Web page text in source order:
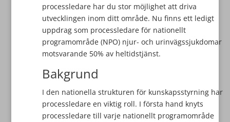
processledare har du stor möjlighet att driva
utvecklingen inom ditt område. Nu finns ett ledigt
uppdrag som processledare för nationellt
programområde (NPO) njur- och urinvägssjukdomar
motsvarande 50% av heltidstjänst.
Bakgrund
I den nationella strukturen för kunskapsstyrning har
processledare en viktig roll. I första hand knyts
processledare till varje nationellt programområde